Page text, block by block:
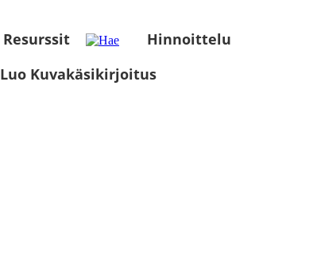
Resurssit
Hinnoittelu
Luo Kuvakäsikirjoitus